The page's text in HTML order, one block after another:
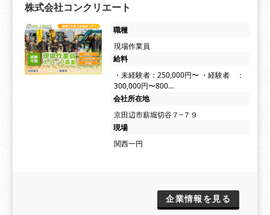
株式会社コンクリエート
職種
現場作業員
給料
・未経験者：250,000円〜 ・経験者 ：
300,000円〜800…
会社所在地
京田辺市薪堀切谷７−７９
現場
関西一円
企業情報を見る